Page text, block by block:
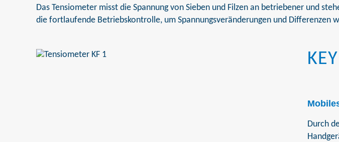
Das Tensiometer misst die Spannung von Sieben und Filzen an betriebener und
die fortlaufende Betriebskontrolle, um Spannungsveränderungen und Differenzen
Durch